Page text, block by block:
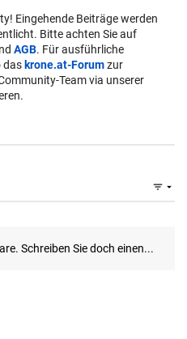
Eingehende Beiträge werden
Bitte achten Sie auf
AGB. Für ausführliche
das krone.at-Forumzur
Team via unserer